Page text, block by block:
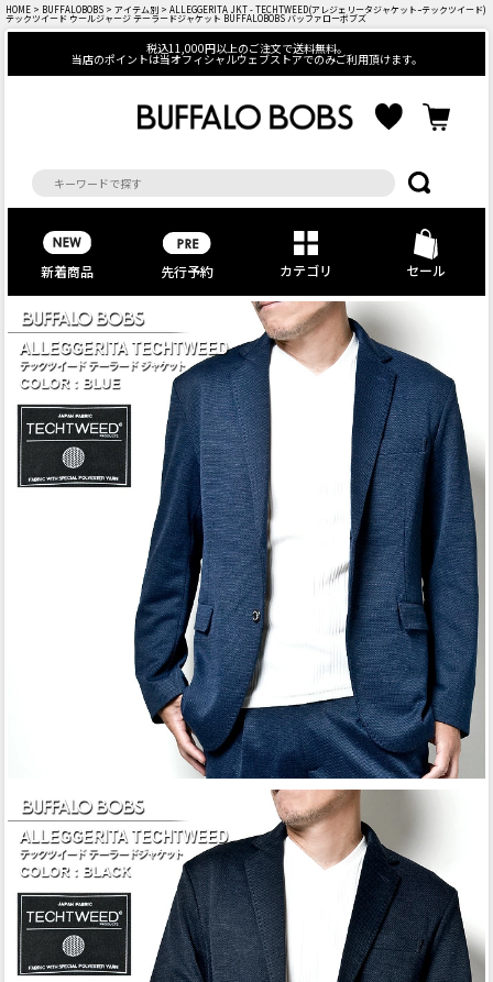
HOME > BUFFALOBOBS > アイテム別 > ALLEGGERITA JKT - TECHTWEED(アレジェリータジャケットｰテックツイード)
テックツイード ウールジャージ テーラードジャケット BUFFALOBOBS バッファローボブズ
税込11,000円以上のご注文で送料無料。
当店のポイントは当オフィシャルウェブストアでのみご利用頂けます。
新着商品 先行予約 カテゴリ セール